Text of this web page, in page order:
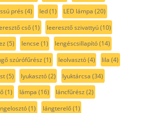
prés (4) led(1) LED lámpa (20)
cső(1) leeresztő szivattyú(10)
(5) lencse (1) lengéscsillapító(14)
szúrófűrész (1) leolvasztó(4) lila (4)
(5) lyukasztó(2) lyuktárcsa (34)
(1) lámpa (16) láncfűrész (2)
(1) lángterelő(1)